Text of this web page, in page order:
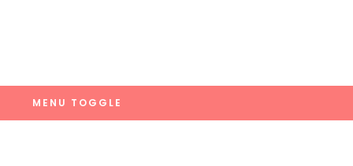
MENU TOGGLE